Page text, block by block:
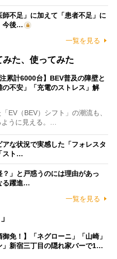
師不足」に加えて「患者不足」に
今後…
一覧を見る
た、使ってみた
累計6000台】BEV普及の障壁と
の不安」「充電のストレス」解
EV（BEV）シフト」の潮流も、
うに見える。…
アな状況で実感した「フォレスタ
スト…
」と戸惑うのには理由があっ
る躍進…
一覧を見る
御免！】「ネグローニ」「山崎」
」新宿三丁目の隠れ家バーで1…